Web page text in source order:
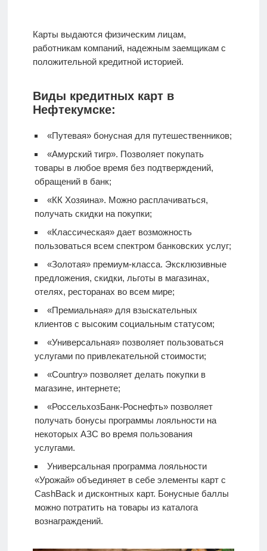
Карты выдаются физическим лицам,
работникам компаний, надежным заемщикам с
положительной кредитной историей.
Виды кредитных карт в
Нефтекумске:
«Путевая» бонусная для путешественников;
«Амурский тигр». Позволяет покупать
товары в любое время без подтверждений,
обращений в банк;
«КК Хозяина». Можно расплачиваться,
получать скидки на покупки;
«Классическая» дает возможность
пользоваться всем спектром банковских услуг;
«Золотая» премиум-класса. Эксклюзивные
предложения, скидки, льготы в магазинах,
отелях, ресторанах во всем мире;
«Премиальная» для взыскательных
клиентов с высоким социальным статусом;
«Универсальная» позволяет пользоваться
услугами по привлекательной стоимости;
«Country» позволяет делать покупки в
магазине, интернете;
«РоссельхозБанк-Роснефть» позволяет
получать бонусы программы лояльности на
некоторых АЗС во время пользования
услугами.
Универсальная программа лояльности
«Урожай» объединяет в себе элементы карт с
CashBack и дисконтных карт. Бонусные баллы
можно потратить на товары из каталога
вознаграждений.